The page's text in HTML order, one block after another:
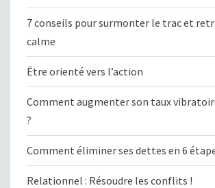
7 conseils pour surmonter le trac et
calme
Être orienté vers l’action
Comment augmenter son taux
?
Comment éliminer ses dettes en 6
Relationnel : Résoudre les conflits !